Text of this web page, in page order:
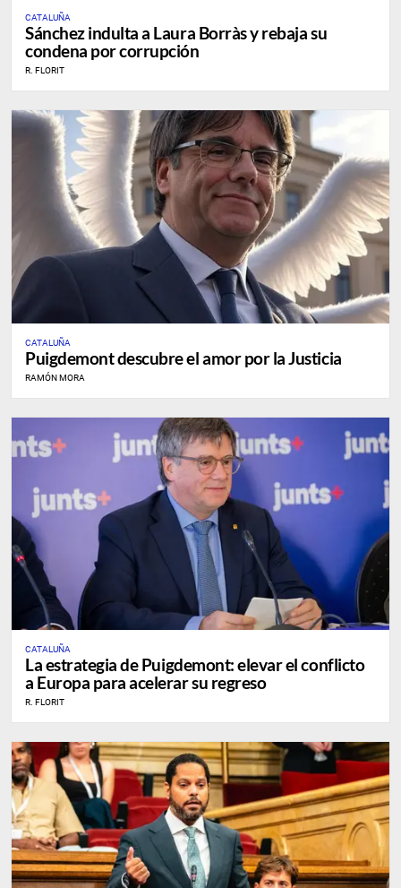
CATALUÑA
Sánchez indulta a Laura Borràs y rebaja su
condena por corrupción
R. FLORIT
CATALUÑA
Puigdemont descubre el amor por la Justicia
RAMÓN MORA
CATALUÑA
La estrategia de Puigdemont: elevar el conflicto
a Europa para acelerar su regreso
R. FLORIT